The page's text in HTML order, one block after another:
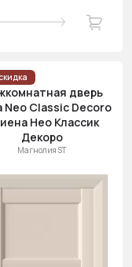
дверь
Neo Classic Decoro
Нео Классик
Декоро
Магнолия ST